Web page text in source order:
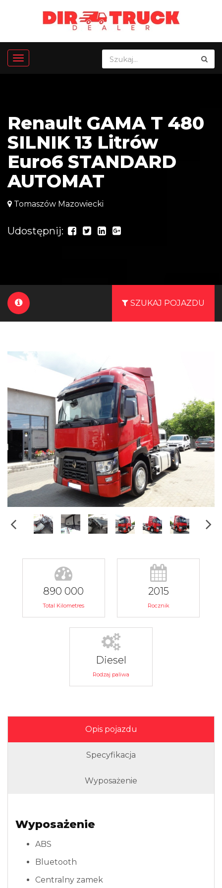
Renault GAMA T 480
SILNIK 13 Litrów
Euro6 STANDARD
AUTOMAT
Tomaszów Mazowiecki
Udostępnij:
SZUKAJ POJAZDU
890 000
Total Kilometres
2015
Rocznik
Diesel
Rodzaj paliwa
Opis pojazdu
Specyfikacja
Wyposażenie
Wyposażenie
ABS
Bluetooth
Centralny zamek